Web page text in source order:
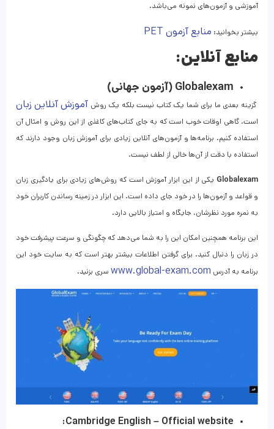
آموزشی و آزمون‌های نمونه می‌باشد.
بیشتر بخوانید: منابع آزمون PET
منابع آنلاین:
Globalexam (آزمون جهانی)
گزینه بعدی ما برای شما یک کتاب نیست بلکه یک روش آموزش آنلاین زبان
است. گاهی اوقات خوب است که به جای کتاب‌های کاغذی از این روش و امثال آن
استفاده کنیم. برنامه‌ها و آزمون‌‌‌های آنلاین زیادی برای آموزش زبان وجود دارند که
استفاده با دقت از آن‌ها خالی از لطف نیست.
Globalexam یکی از این ابزار آموزش است که روش‌های زیادی برای یادگیری زبان
و قواعد و آزمون‌ها را در خود جای داده است. این ابزار در زمینه رساندن کاربران خود
به نمره مورد نظرشان، جایگاه و امتیاز بالایی دارد.
این برنامه همچنین امکان این را به شما می‌دهد که چگونگی و سرعت پیشرفت خود
در زبان را دنبال کنید. برای گرفتن اطلاعات بیشتر بهتر است که به سایت خود این
برنامه به آدرس www.global-exam.com سری بزنید.
Cambridge English – Official website: